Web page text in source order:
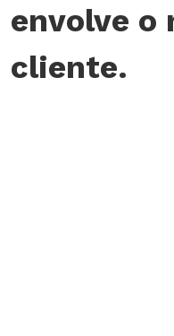
envolve o
cliente.